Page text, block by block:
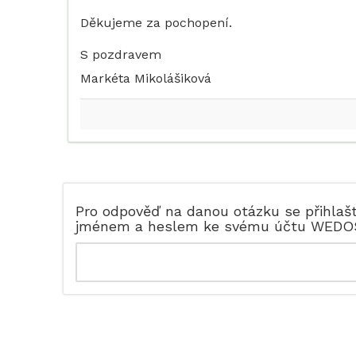
Děkujeme za pochopení.
S pozdravem
Markéta Mikolášiková
Pro odpověď na danou otázku se
jménem a heslem ke svému účtu